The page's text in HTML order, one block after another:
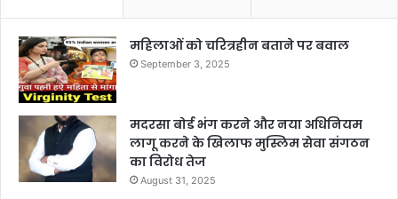
महिलाओं को चरित्रहीन बताने पर बवाल
September 3, 2025
मदरसा बोर्ड भंग करने और नया अधिनियम
लागू करने के खिलाफ मुस्लिम सेवा संगठन
का विरोध तेज
August 31, 2025